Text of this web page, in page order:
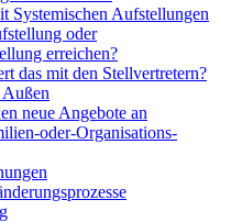
Systemischen Aufstellungen
oder
erreichen?
das mit den Stellvertretern?
neue Angebote an
oder-Organisations-